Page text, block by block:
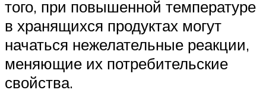
того, при повышенной температуре
в хранящихся продуктах могут
начаться нежелательные реакции,
меняющие их потребительские
свойства.